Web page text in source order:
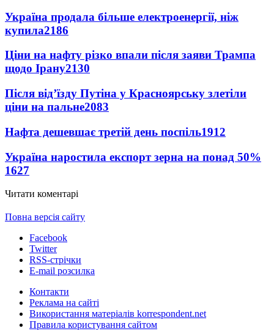
Україна продала більше електроенергії, ніж
купила2186
Ціни на нафту різко впали після заяви Трампа
щодо Ірану2130
Після від’їзду Путіна у Красноярську злетіли
ціни на пальне2083
Нафта дешевшає третій день поспіль1912
Україна наростила експорт зерна на понад 50%
1627
Читати коментарі
Повна версія сайту
Facebook
Twitter
RSS-стрічки
E-mail розсилка
Контакти
Реклама на сайті
Використання матеріалів korrespondent.net
Правила користування сайтом